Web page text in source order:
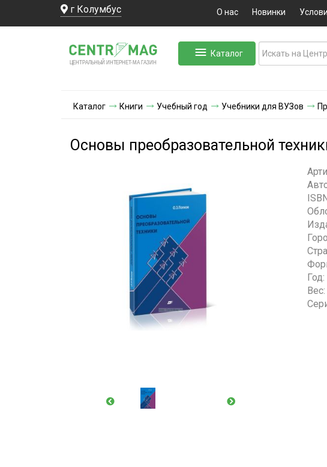
г Колумбус О нас Новинки
ЦЕНТРАЛЬНЫЙ ИНТЕРНЕТ-МА ГАЗИН
Каталог
Каталог Книги Учебный год Учебники для ВУЗов
Основы преобразовательной
Год:
Вес: